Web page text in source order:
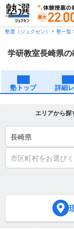
塾選（ジュクセン） 塾一覧
学研教室長崎県の
塾トップ 詳細
エリアから探
長崎県
市区町村をお選び